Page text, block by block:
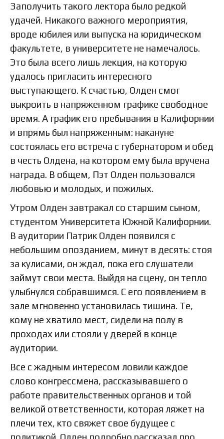
Заполучить такого лектора было редкой
удачей. Никакого важного мероприятия,
вроде юбилея или выпуска на юридическом
факультете, в университете не намечалось.
Это была всего лишь лекция, на которую
удалось пригласить интересного
выступающего. К счастью, Олден смог
выкроить в напряженном графике свободное
время. А график его пребывания в Калифорнии
и впрямь был напряженным: накануне
состоялась его встреча с губернатором и обед
в честь Олдена, на котором ему была вручена
награда. В общем, Пэт Олден пользовался
любовью и молодых, и пожилых.
Утром Олден завтракал со старшим сыном,
студентом Университета Южной Калифорнии.
В аудитории Патрик Олден появился с
небольшим опозданием, минут в десять: стоя
за кулисами, он ждал, пока его слушатели
займут свои места. Выйдя на сцену, он тепло
улыбнулся собравшимся. С его появлением в
зале мгновенно установилась тишина. Те,
кому не хватило мест, сидели на полу в
проходах или стояли у дверей в конце
аудитории.
Все с жадным интересом ловили каждое
слово конгрессмена, рассказывавшего о
работе правительственных органов и той
великой ответственности, которая ляжет на
плечи тех, кто свяжет свое будущее с